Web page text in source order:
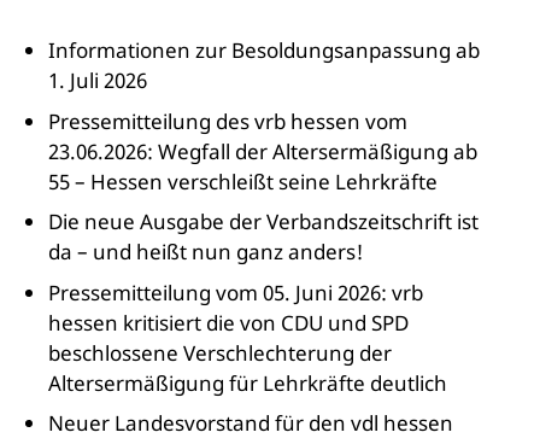
Informationen zur Besoldungsanpassung ab
1. Juli 2026
Pressemitteilung des vrb hessen vom
23.06.2026: Wegfall der Altersermäßigung ab
55 – Hessen verschleißt seine Lehrkräfte
Die neue Ausgabe der Verbandszeitschrift ist
da – und heißt nun ganz anders!
Pressemitteilung vom 05. Juni 2026: vrb
hessen kritisiert die von CDU und SPD
beschlossene Verschlechterung der
Altersermäßigung für Lehrkräfte deutlich
Neuer Landesvorstand für den vdl hessen